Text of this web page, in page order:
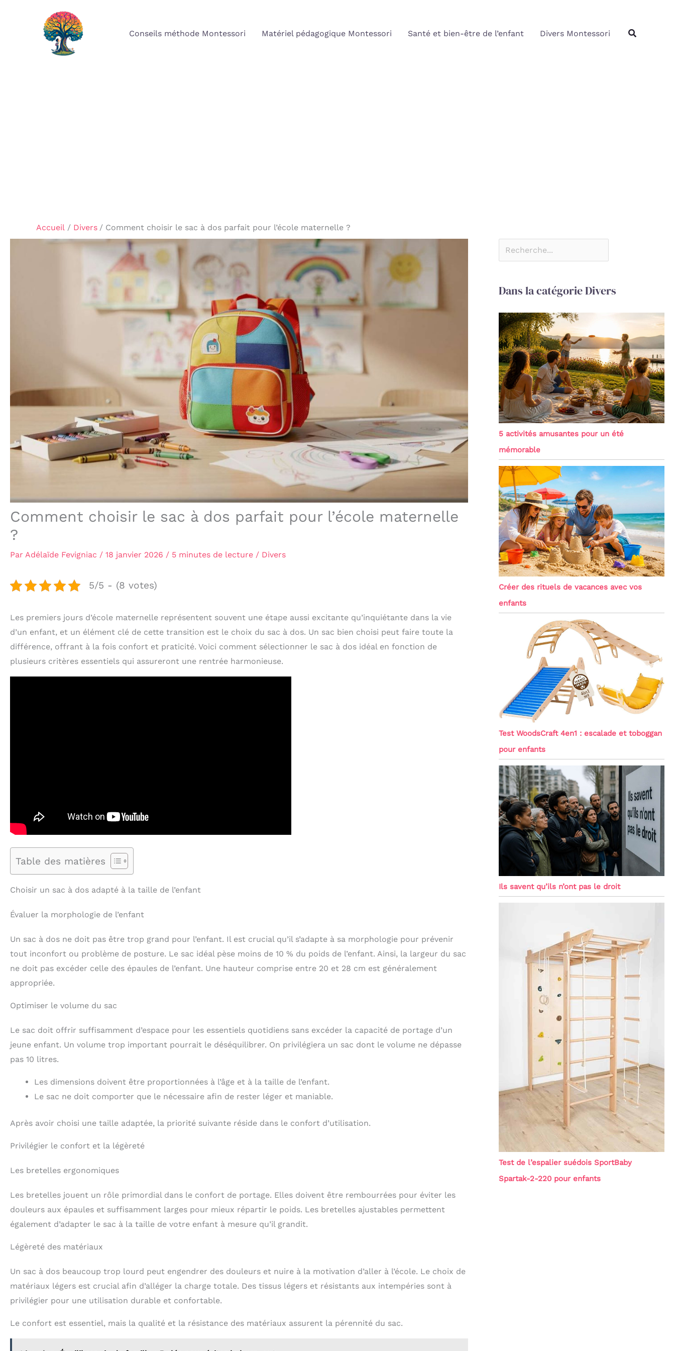
Conseils méthode Montessori Matériel pédagogique Montessori Santé et bien-être de l’enfant Divers Montessori
Accueil Divers Comment choisir le sac à dos parfait pour l’école maternelle ?
Comment choisir le sac à dos parfait pour l’école maternelle
?
Par Adélaïde Fevigniac / 18 janvier 2026 / 5 minutes de lecture / Divers
5/5 - (8 votes)
Les premiers jours d’école maternelle représentent souvent une étape aussi excitante qu’inquiétante dans la vie
d’un enfant, et un élément clé de cette transition est le choix du sac à dos. Un sac bien choisi peut faire toute la
différence, offrant à la fois confort et praticité. Voici comment sélectionner le sac à dos idéal en fonction de
plusieurs critères essentiels qui assureront une rentrée harmonieuse.
Table des matières
Choisir un sac à dos adapté à la taille de l’enfant
Évaluer la morphologie de l’enfant
Un sac à dos ne doit pas être trop grand pour l’enfant. Il est crucial qu’il s’adapte à sa morphologie pour prévenir
tout inconfort ou problème de posture. Le sac idéal pèse moins de 10 % du poids de l’enfant. Ainsi, la largeur du sac
ne doit pas excéder celle des épaules de l’enfant. Une hauteur comprise entre 20 et 28 cm est généralement
appropriée.
Optimiser le volume du sac
Le sac doit offrir suffisamment d’espace pour les essentiels quotidiens sans excéder la capacité de portage d’un
jeune enfant. Un volume trop important pourrait le déséquilibrer. On privilégiera un sac dont le volume ne dépasse
pas 10 litres.
Les dimensions doivent être proportionnées à l’âge et à la taille de l’enfant.
Le sac ne doit comporter que le nécessaire afin de rester léger et maniable.
Après avoir choisi une taille adaptée, la priorité suivante réside dans le confort d’utilisation.
Privilégier le confort et la légèreté
Les bretelles ergonomiques
Les bretelles jouent un rôle primordial dans le confort de portage. Elles doivent être rembourrées pour éviter les
douleurs aux épaules et suffisamment larges pour mieux répartir le poids. Les bretelles ajustables permettent
également d’adapter le sac à la taille de votre enfant à mesure qu’il grandit.
Légèreté des matériaux
Un sac à dos beaucoup trop lourd peut engendrer des douleurs et nuire à la motivation d’aller à l’école. Le choix de
matériaux légers est crucial afin d’alléger la charge totale. Des tissus légers et résistants aux intempéries sont à
privilégier pour une utilisation durable et confortable.
Le confort est essentiel, mais la qualité et la résistance des matériaux assurent la pérennité du sac.
Dans la catégorie Divers
5 activités amusantes pour un été
mémorable
Créer des rituels de vacances avec vos
enfants
Test WoodsCraft 4en1 : escalade et toboggan
pour enfants
Ils savent qu’ils n’ont pas le droit
Test de l’espalier suédois SportBaby
Spartak-2-220 pour enfants